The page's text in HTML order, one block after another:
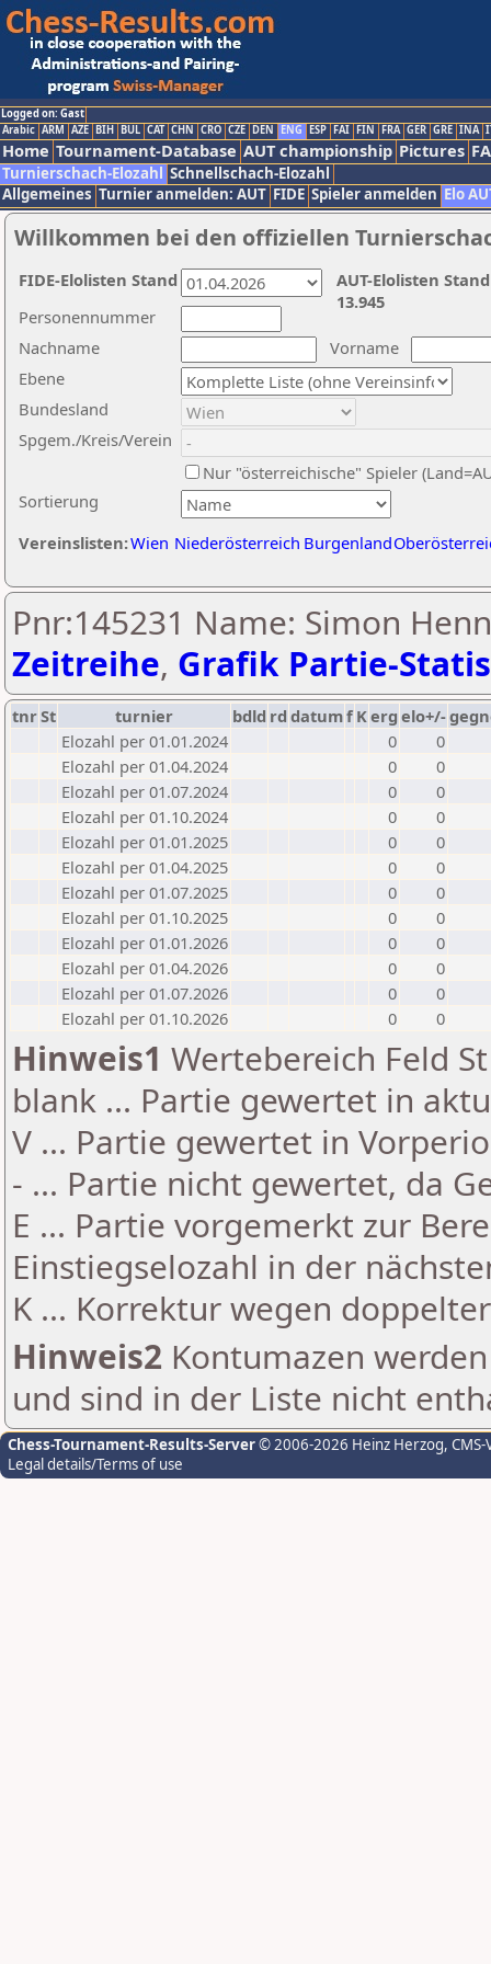
Logged on: Gast
Arabic ARM AZE BIH BUL CAT CHN CRO CZE DEN ENG ESP FAI FIN FRA GER GRE INA
Home Tournament-Database AUT championship Pictures
Turnierschach-Elozahl Schnellschach-Elozahl
Allgemeines Turnier anmelden: AUT FIDE Spieler anmelden Elo
Willkommen bei den offiziellen
Nachname
Vorname
Ebene
Sortierung
Personennummer
Bundesland
Spgem./Kreis/Verein
Nur "österreichische" Spieler
Vereinslisten:Wien Niederösterreich Burgenland
AUT-Elolisten
13.945
FIDE-Elolisten Stand
Pnr:145231 Name: Simon
Zeitreihe, Grafik Partie-
tnrSt turnier bdld rd datumf Kerg elo+/-
Elozahl per 01.01.2024
0
0
Elozahl per 01.04.2024
0
0
Elozahl per 01.07.2024
0
0
Elozahl per 01.10.2024
0
0
Elozahl per 01.01.2025
0
0
Elozahl per 01.04.2025
0
0
Elozahl per 01.07.2025
0
0
Elozahl per 01.10.2025
0
0
Elozahl per 01.01.2026
0
0
Elozahl per 01.04.2026
0
0
Elozahl per 01.07.2026
0
0
Elozahl per 01.10.2026
0 0
Hinweis1 Wertebereich Feld
blank ... Partie gewertet in
V ... Partie gewertet in
- ... Partie nicht gewertet, da
E ... Partie vorgemerkt zur
Einstiegselozahl in der
K ... Korrektur wegen
Hinweis2 Kontumazen
und sind in der Liste nicht
Chess-Tournament-Results-Server© 2006-2026 Heinz Herzog,
Legal details/Terms of use